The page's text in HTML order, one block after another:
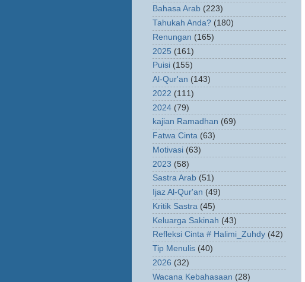
Bahasa Arab (223)
Tahukah Anda? (180)
Renungan (165)
2025 (161)
Puisi (155)
Al-Qur'an (143)
2022 (111)
2024 (79)
kajian Ramadhan (69)
Fatwa Cinta (63)
Motivasi (63)
2023 (58)
Sastra Arab (51)
Ijaz Al-Qur'an (49)
Kritik Sastra (45)
Keluarga Sakinah (43)
Refleksi Cinta # Halimi_Zuhdy (42)
Tip Menulis (40)
2026 (32)
Wacana Kebahasaan (28)